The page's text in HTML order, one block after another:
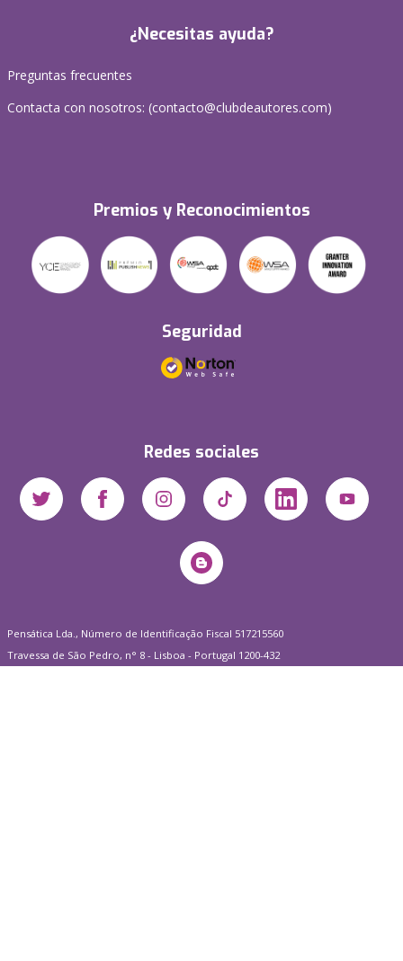
¿Necesitas ayuda?
Preguntas frecuentes
Contacta con nosotros: (contacto@clubdeautores.com)
Premios y Reconocimientos
Seguridad
Redes sociales
Pensática Lda., Número de Identificação Fiscal 517215560
Travessa de São Pedro, n° 8 - Lisboa - Portugal 1200-432